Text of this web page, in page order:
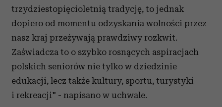
trzydziestopięcioletnią tradycję, to jednak
dopiero od momentu odzyskania wolności przez
nasz kraj przeżywają prawdziwy rozkwit.
Zaświadcza to o szybko rosnących aspiracjach
polskich seniorów nie tylko w dziedzinie
edukacji, lecz także kultury, sportu, turystyki
i rekreacji" - napisano w uchwale.